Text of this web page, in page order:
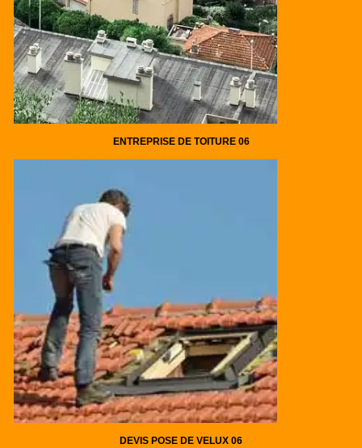
ENTREPRISE DE TOITURE 06
DEVIS POSE DE VELUX 06